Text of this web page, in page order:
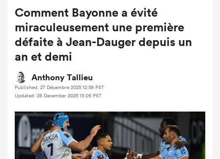
Comment Bayonne a évité
miraculeusement une première
défaite à Jean-Dauger depuis un
an et demi
Anthony Tallieu
Published: 27 Décembre 2025 12:59 PST
Updated: 28 December 2025 15:06 PST